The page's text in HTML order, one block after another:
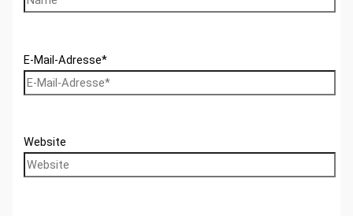
E-Mail-Adresse*
Website